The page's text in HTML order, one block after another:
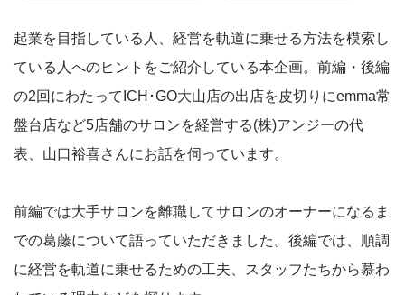
起業を目指している人、経営を軌道に乗せる方法を模索し
ている人へのヒントをご紹介している本企画。前編・後編
の2回にわたってICH･GO大山店の出店を皮切りにemma常
盤台店など5店舗のサロンを経営する(株)アンジーの代
表、山口裕喜さんにお話を伺っています。
前編では大手サロンを離職してサロンのオーナーになるま
での葛藤について語っていただきました。後編では、順調
に経営を軌道に乗せるための工夫、スタッフたちから慕わ